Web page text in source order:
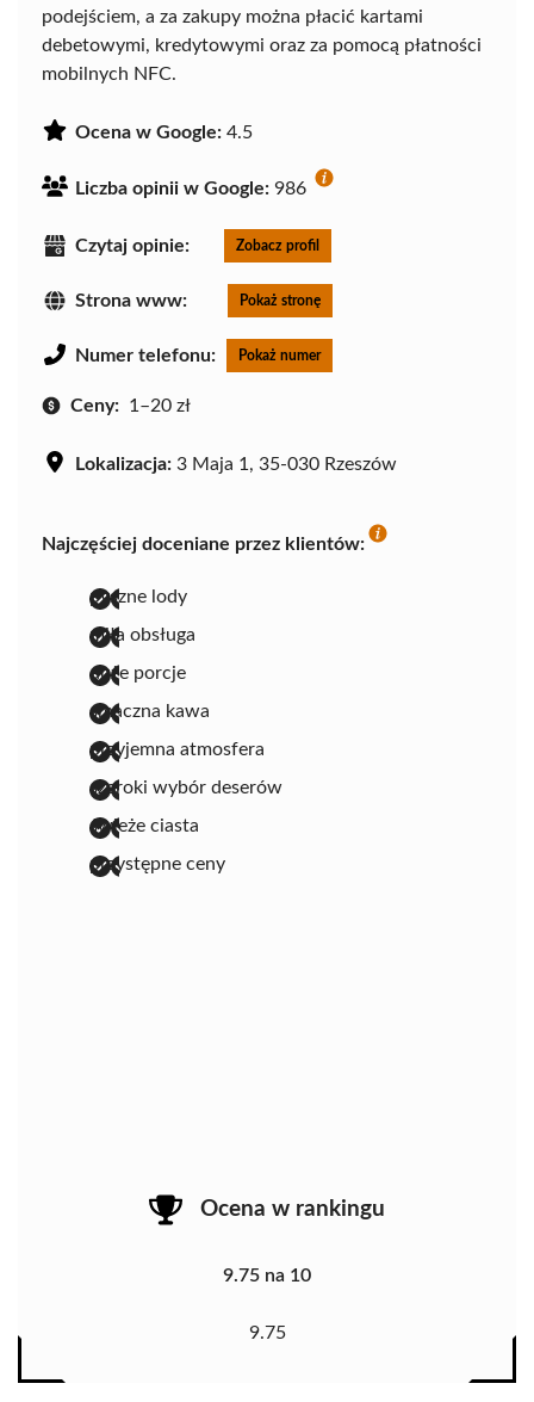
podejściem, a za zakupy można płacić kartami
debetowymi, kredytowymi oraz za pomocą płatności
mobilnych NFC.
Ocena w Google: 4.5
Liczba opinii w Google: 986
Czytaj opinie: Zobacz profil
Strona www: Pokaż stronę
Numer telefonu: Pokaż numer
Ceny: 1–20 zł
Lokalizacja: 3 Maja 1, 35-030 Rzeszów
Najczęściej doceniane przez klientów:
pyszne lody
miła obsługa
duże porcje
smaczna kawa
przyjemna atmosfera
szeroki wybór deserów
świeże ciasta
przystępne ceny
Ocena w rankingu
9.75 na 10
9.75